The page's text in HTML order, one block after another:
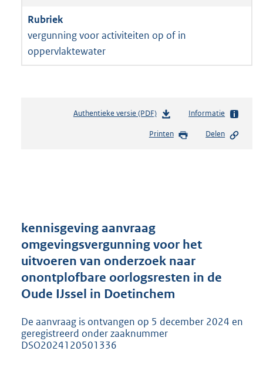
vergunning voor activiteiten op of in
oppervlaktewater
Authentieke versie (PDF)b
s
o
t
t
:
0
5
Informatie
Printen Delen
kennisgeving aanvraag
omgevingsvergunning voor het
uitvoeren van onderzoek naar
onontplofbare oorlogsresten in de
Oude IJssel in Doetinchem
De aanvraag is ontvangen op 5 december 2024 en
geregistreerd onder zaaknummer
DSO2024120501336